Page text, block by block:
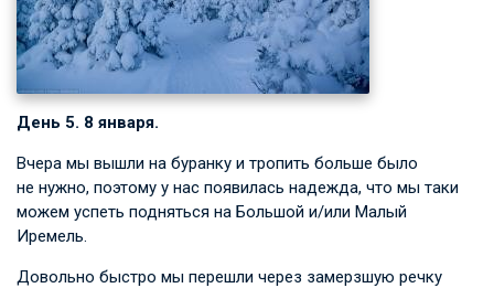
День 5. 8 января.
Вчера мы вышли на буранку и тропить больше было
не нужно, поэтому у нас появилась надежда, что мы таки
можем успеть подняться на Большой и/или Малый
Иремель.
Довольно быстро мы перешли через замерзшую речку